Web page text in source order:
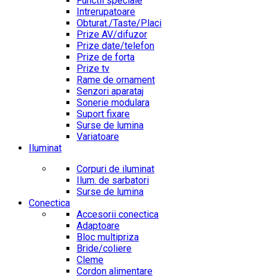
Intrerupatoare
Obturat./Taste/Placi
Prize AV/difuzor
Prize date/telefon
Prize de forta
Prize tv
Rame de ornament
Senzori aparataj
Sonerie modulara
Suport fixare
Surse de lumina
Variatoare
Iluminat
Corpuri de iluminat
Ilum. de sarbatori
Surse de lumina
Conectica
Accesorii conectica
Adaptoare
Bloc multipriza
Bride/coliere
Cleme
Cordon alimentare